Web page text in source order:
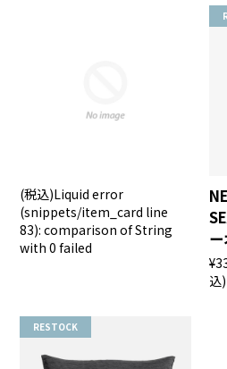
(税込)Liquid error
(snippets/item_card line
83): comparison of String
with 0 failed
込)
RESTOCK